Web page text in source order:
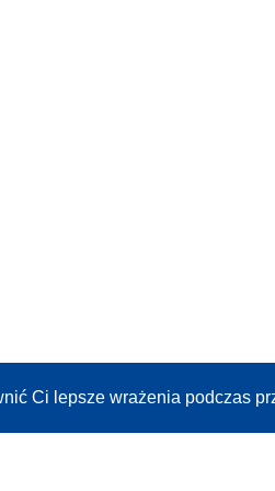
Ci lepsze wrażenia podczas